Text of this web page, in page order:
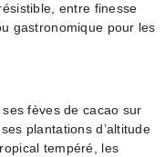
entre finesse
gastronomique pour les
ses fèves de cacao sur
plantations d’altitude
tempéré, les